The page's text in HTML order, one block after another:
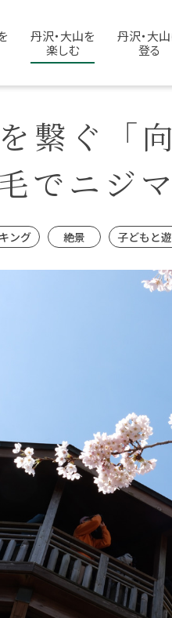
丹沢・大山を
楽しむ
丹沢・大
登る
繋ぐ「
でニジ
ング 絶景 子どもと